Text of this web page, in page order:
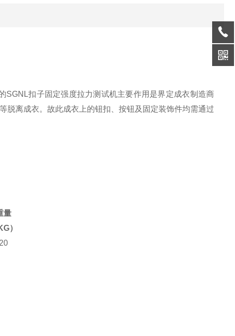
SGNL扣子固定强度拉力测试机主要作用是界定成衣制造商
脱离成衣。故此成衣上的钮扣、按钮及固定装饰件均需通过
量
）
20